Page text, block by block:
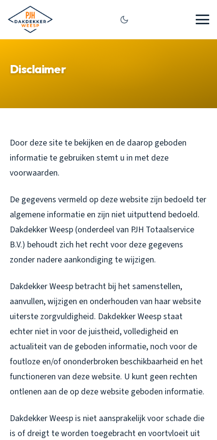
Disclaimer
Door deze site te bekijken en de daarop geboden
informatie te gebruiken stemt u in met deze
voorwaarden.
De gegevens vermeld op deze website zijn bedoeld ter
algemene informatie en zijn niet uitputtend bedoeld.
Dakdekker Weesp (onderdeel van PJH Totaalservice
B.V.) behoudt zich het recht voor deze gegevens
zonder nadere aankondiging te wijzigen.
Dakdekker Weesp betracht bij het samenstellen,
aanvullen, wijzigen en onderhouden van haar website
uiterste zorgvuldigheid. Dakdekker Weesp staat
echter niet in voor de juistheid, volledigheid en
actualiteit van de geboden informatie, noch voor de
foutloze en/of ononderbroken beschikbaarheid en het
functioneren van deze website. U kunt geen rechten
ontlenen aan de op deze website geboden informatie.
Dakdekker Weesp is niet aansprakelijk voor schade die
is of dreigt te worden toegebracht en voortvloeit uit